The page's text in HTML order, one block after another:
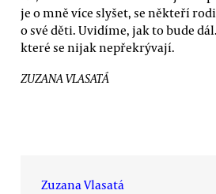
je o mně více slyšet, se někteří
o své děti. Uvidíme, jak to bude
které se nijak nepřekrývají.
ZUZANA VLASATÁ
Zuzana Vlasatá